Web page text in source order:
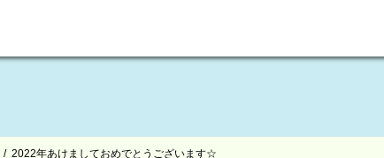
2022年あけましておめでとうございます☆